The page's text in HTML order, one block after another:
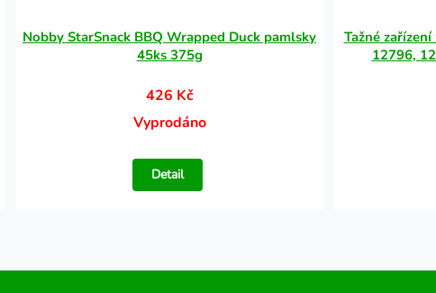
Nobby StarSnack BBQ Wrapped Duck pamlsky
45ks 375g
426 Kč
Vyprodáno
Detail
Tažné
12796,